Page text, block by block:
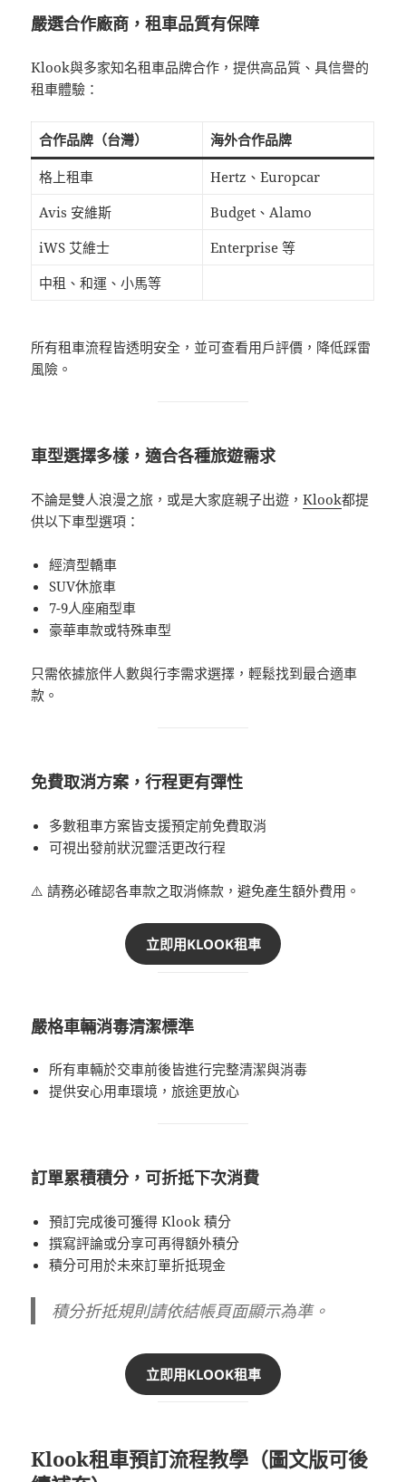
嚴選合作廠商，租車品質有保障
Klook與多家知名租車品牌合作，提供高品質、具信譽的
租車體驗：
合作品牌（台灣） 海外合作品牌
格上租車
Hertz、Europcar
Avis 安維斯
Budget、Alamo
iWS 艾維士
Enterprise 等
中租、和運、小馬等
所有租車流程皆透明安全，並可查看用戶評價，降低踩雷
風險。
車型選擇多樣，適合各種旅遊需求
不論是雙人浪漫之旅，或是大家庭親子出遊，Klook都提
供以下車型選項：
經濟型轎車
SUV休旅車
7-9人座廂型車
豪華車款或特殊車型
只需依據旅伴人數與行李需求選擇，輕鬆找到最合適車
款。
免費取消方案，行程更有彈性
多數租車方案皆支援預定前免費取消
可視出發前狀況靈活更改行程
⚠️ 請務必確認各車款之取消條款，避免產生額外費用。
立即用KLOOK租車
嚴格車輛消毒清潔標準
所有車輛於交車前後皆進行完整清潔與消毒
提供安心用車環境，旅途更放心
訂單累積積分，可折抵下次消費
預訂完成後可獲得 Klook 積分
撰寫評論或分享可再得額外積分
積分可用於未來訂單折抵現金
積分折抵規則請依結帳頁面顯示為準。
立即用KLOOK租車
Klook租車預訂流程教學（圖文版可後